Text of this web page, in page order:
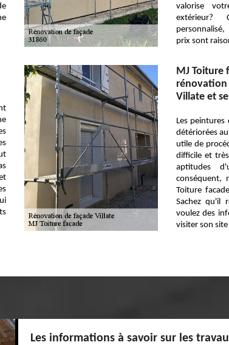
valorise
extérieur?
prix sont
MJ Toiture
rénovation
Villate et
Les
détériorées
utile de
difficile et
aptitudes
conséquent,
Toiture
Sachez qu'il
voulez des
visiter son
Les informations à savoir sur les